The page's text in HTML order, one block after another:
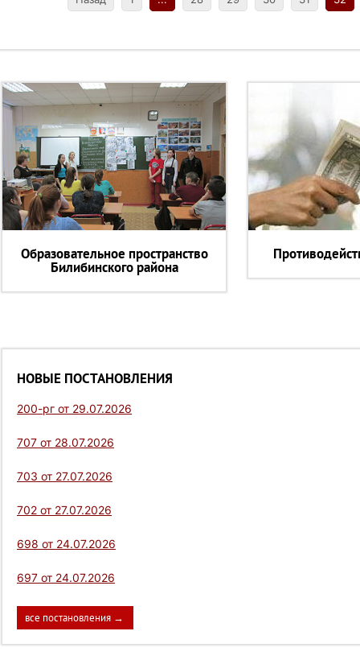
Образовательное пространство
Билибинского района
НОВЫЕ ПОСТАНОВЛЕНИЯ
200-рг от 29.07.2026
707 от 28.07.2026
703 от 27.07.2026
702 от 27.07.2026
698 от 24.07.2026
697 от 24.07.2026
все постановления →